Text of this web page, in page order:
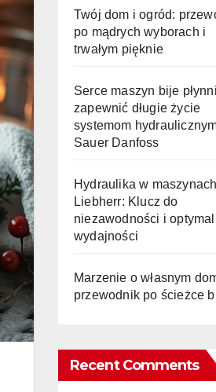
Twój dom i ogród:
po mądrych wyborach i
trwałym pięknie
Serce maszyn bije
zapewnić długie życie
systemom
Sauer Danfoss
Hydraulika w maszynach
Liebherr: Klucz do
niezawodności i
wydajności
Marzenie o własnym
przewodnik po ścieżce
Recent Comments